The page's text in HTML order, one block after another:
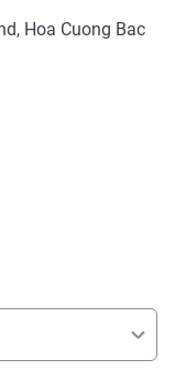
Hoa Cuong Bac